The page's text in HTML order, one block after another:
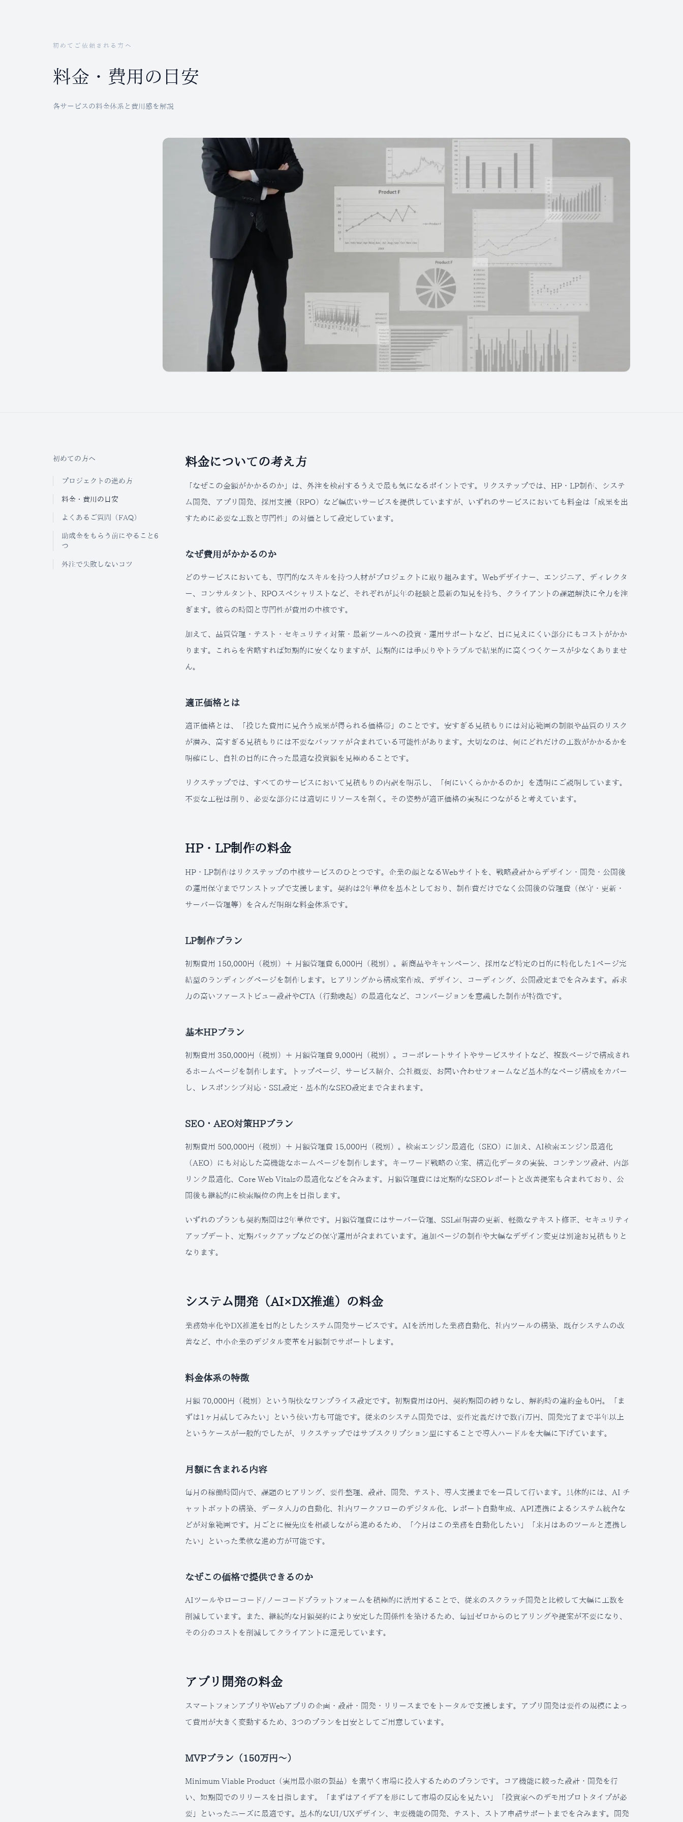
初めてご依頼される方へ
料金・費用の目安
各サービスの料金体系と費用感を解説
初めての方へ
プロジェクトの進め方
料金・費用の目安
よくあるご質問（FAQ）
助成金をもらう前にやること6
つ
外注で失敗しないコツ
料金についての考え方
「なぜこの金額がかかるのか」は、外注を検討するうえで最も気になるポイントです。リクステップでは、HP・LP制作、システ
ム開発、アプリ開発、採用支援（RPO）など幅広いサービスを提供していますが、いずれのサービスにおいても料金は「成果を出
すために必要な工数と専門性」の対価として設定しています。
なぜ費用がかかるのか
どのサービスにおいても、専門的なスキルを持つ人材がプロジェクトに取り組みます。Webデザイナー、エンジニア、ディレクタ
ー、コンサルタント、RPOスペシャリストなど、それぞれが長年の経験と最新の知見を持ち、クライアントの課題解決に全力を注
ぎます。彼らの時間と専門性が費用の中核です。
加えて、品質管理・テスト・セキュリティ対策・最新ツールへの投資・運用サポートなど、目に見えにくい部分にもコストがかか
ります。これらを省略すれば短期的に安くなりますが、長期的には手戻りやトラブルで結果的に高くつくケースが少なくありませ
ん。
適正価格とは
適正価格とは、「投じた費用に見合う成果が得られる価格帯」のことです。安すぎる見積もりには対応範囲の制限や品質のリスク
が潜み、高すぎる見積もりには不要なバッファが含まれている可能性があります。大切なのは、何にどれだけの工数がかかるかを
明確にし、自社の目的に合った最適な投資額を見極めることです。
リクステップでは、すべてのサービスにおいて見積もりの内訳を明示し、「何にいくらかかるのか」を透明にご説明しています。
不要な工程は削り、必要な部分には適切にリソースを割く。その姿勢が適正価格の実現につながると考えています。
HP・LP制作の料金
HP・LP制作はリクステップの中核サービスのひとつです。企業の顔となるWebサイトを、戦略設計からデザイン・開発・公開後
の運用保守までワンストップで支援します。契約は2年単位を基本としており、制作費だけでなく公開後の管理費（保守・更新・
サーバー管理等）を含んだ明朗な料金体系です。
LP制作プラン
初期費用 150,000円（税別）＋ 月額管理費 6,000円（税別）。新商品やキャンペーン、採用など特定の目的に特化した1ページ完
結型のランディングページを制作します。ヒアリングから構成案作成、デザイン、コーディング、公開設定までを含みます。訴求
力の高いファーストビュー設計やCTA（行動喚起）の最適化など、コンバージョンを意識した制作が特徴です。
基本HPプラン
初期費用 350,000円（税別）＋ 月額管理費 9,000円（税別）。コーポレートサイトやサービスサイトなど、複数ページで構成され
るホームページを制作します。トップページ、サービス紹介、会社概要、お問い合わせフォームなど基本的なページ構成をカバー
し、レスポンシブ対応・SSL設定・基本的なSEO設定まで含まれます。
SEO・AEO対策HPプラン
初期費用 500,000円（税別）＋ 月額管理費 15,000円（税別）。検索エンジン最適化（SEO）に加え、AI検索エンジン最適化
（AEO）にも対応した高機能なホームページを制作します。キーワード戦略の立案、構造化データの実装、コンテンツ設計、内部
リンク最適化、Core Web Vitalsの最適化などを含みます。月額管理費には定期的なSEOレポートと改善提案も含まれており、公
開後も継続的に検索順位の向上を目指します。
いずれのプランも契約期間は2年単位です。月額管理費にはサーバー管理、SSL証明書の更新、軽微なテキスト修正、セキュリティ
アップデート、定期バックアップなどの保守運用が含まれています。追加ページの制作や大幅なデザイン変更は別途お見積もりと
なります。
システム開発（AI×DX推進）の料金
業務効率化やDX推進を目的としたシステム開発サービスです。AIを活用した業務自動化、社内ツールの構築、既存システムの改
善など、中小企業のデジタル変革を月額制でサポートします。
料金体系の特徴
月額 70,000円（税別）という明快なワンプライス設定です。初期費用は0円、契約期間の縛りなし、解約時の違約金も0円。「ま
ずは1ヶ月試してみたい」という使い方も可能です。従来のシステム開発では、要件定義だけで数百万円、開発完了まで半年以上
というケースが一般的でしたが、リクステップではサブスクリプション型にすることで導入ハードルを大幅に下げています。
月額に含まれる内容
毎月の稼働時間内で、課題のヒアリング、要件整理、設計、開発、テスト、導入支援までを一貫して行います。具体的には、AI チ
ャットボットの構築、データ入力の自動化、社内ワークフローのデジタル化、レポート自動生成、API連携によるシステム統合な
どが対象範囲です。月ごとに優先度を相談しながら進めるため、「今月はこの業務を自動化したい」「来月はあのツールと連携し
たい」といった柔軟な進め方が可能です。
なぜこの価格で提供できるのか
AIツールやローコード/ノーコードプラットフォームを積極的に活用することで、従来のスクラッチ開発と比較して大幅に工数を
削減しています。また、継続的な月額契約により安定した関係性を築けるため、毎回ゼロからのヒアリングや提案が不要になり、
その分のコストを削減してクライアントに還元しています。
アプリ開発の料金
スマートフォンアプリやWebアプリの企画・設計・開発・リリースまでをトータルで支援します。アプリ開発は要件の規模によっ
て費用が大きく変動するため、3つのプランを目安としてご用意しています。
MVPプラン（150万円〜）
Minimum Viable Product（実用最小限の製品）を素早く市場に投入するためのプランです。コア機能に絞った設計・開発を行
い、短期間でのリリースを目指します。「まずはアイデアを形にして市場の反応を見たい」「投資家へのデモ用プロトタイプが必
要」といったニーズに最適です。基本的なUI/UXデザイン、主要機能の開発、テスト、ストア申請サポートまでを含みます。開発